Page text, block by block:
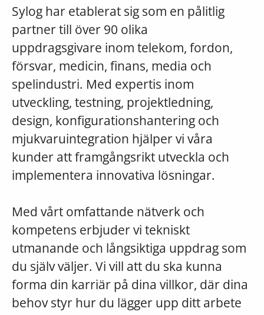
Sylog har etablerat sig som en pålitlig
partner till över 90 olika
uppdragsgivare inom telekom, fordon,
försvar, medicin, finans, media och
spelindustri. Med expertis inom
utveckling, testning, projektledning,
design, konfigurationshantering och
mjukvaruintegration hjälper vi våra
kunder att framgångsrikt utveckla och
implementera innovativa lösningar.
Med vårt omfattande nätverk och
kompetens erbjuder vi tekniskt
utmanande och långsiktiga uppdrag som
du själv väljer. Vi vill att du ska kunna
forma din karriär på dina villkor, där dina
behov styr hur du lägger upp ditt arbete